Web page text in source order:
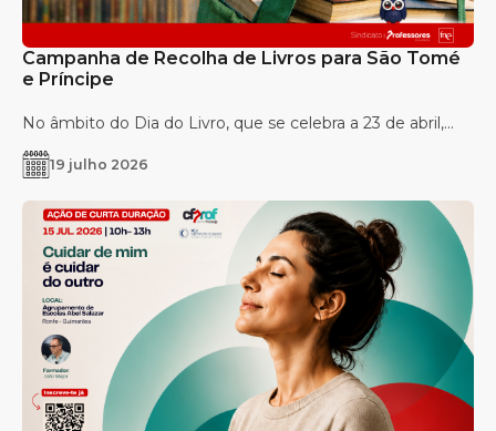
Campanha de Recolha de Livros para São Tomé
e Príncipe
No âmbito do Dia do Livro, que se celebra a 23 de abril,...
19 julho 2026